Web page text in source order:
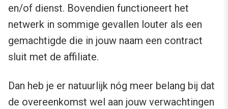
en/of dienst. Bovendien functioneert het
netwerk in sommige gevallen louter als een
gemachtigde die in jouw naam een contract
sluit met de affiliate.
Dan heb je er natuurlijk nóg meer belang bij dat
de overeenkomst wel aan jouw verwachtingen